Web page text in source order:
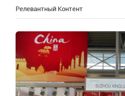
Релевантный Контент